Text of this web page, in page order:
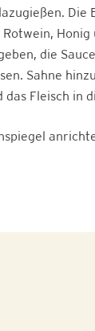
Die
Honig
die
Sahne
das Fleisch in